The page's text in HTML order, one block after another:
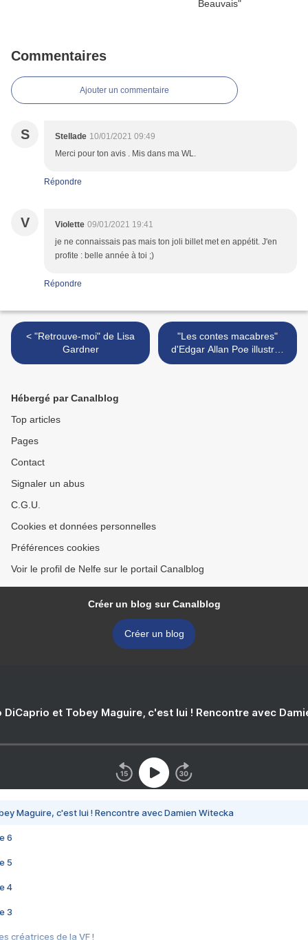
Commentaires
Ajouter un commentaire
S Stellade 10/01/2021 09:49
Merci pour ton avis . Mis dans ma WL.
Répondre
V Violette 09/01/2021 19:41
je ne connaissais pas mais ton joli billet met en appétit. J'en
profite : belle année à toi ;)
Répondre
< "Retrouve-moi" de Lisa
Gardner
"Les contes macabres"
d'Edgar Allan Poe illustrés
par Benjamin Lacombe >
Hébergé par Canalblog
Top articles
Pages
Contact
Signaler un abus
C.G.U.
Cookies et données personnelles
Préférences cookies
Voir le profil de Nelfe sur le portail Canalblog
Créer un blog sur Canalblog
Créer un blog
DiCaprio et Tobey Maguire, c'est lui ! Rencontre avec
Maguire, c'est lui ! Rencontre avec Damien Witecka
6
5
4
3
créatrices de la VF !